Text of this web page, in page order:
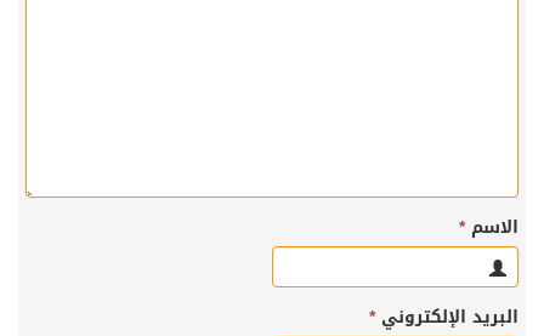
الاسم*
البريد الإلكتروني*